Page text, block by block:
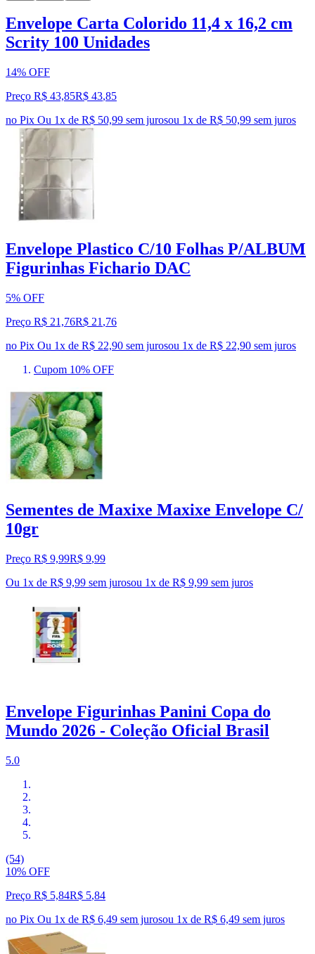
Envelope Carta Colorido 11,4 x 16,2 cm
Scrity 100 Unidades
14% OFF
Preço R$ 43,85R$ 43,85
no Pix Ou 1x de R$ 50,99 sem jurosou 1x de R$ 50,99 sem juros
Envelope Plastico C/10 Folhas P/ALBUM
Figurinhas Fichario DAC
5% OFF
Preço R$ 21,76R$ 21 ,76
no Pix Ou 1x de R$ 22,90 sem jurosou 1x de R$ 22,90 sem juros
Cupom 10% OFF
Sementes de Maxixe Maxixe Envelope C/
10gr
Preço R$ 9,99R$ 9,99
Ou 1x de R$ 9,99 sem jurosou 1x de R$ 9,99 sem juros
Envelope Figurinhas Panini Copa do
Mundo 2026 - Coleção Oficial Brasil
5.0
(54)
10% OFF
Preço R$ 5,84R$ 5,84
no Pix Ou 1x de R$ 6,49 sem jurosou 1x de R$ 6,49 sem juros